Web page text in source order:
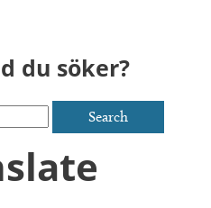
du söker?
Search